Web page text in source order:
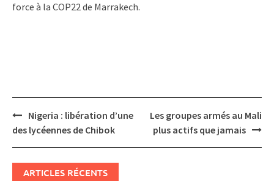
force à la COP22 de Marrakech.
Post
navigation
Nigeria : libération d’une
des lycéennes de Chibok
Les groupes armés au Mali
plus actifs que jamais
ARTICLES RÉCENTS